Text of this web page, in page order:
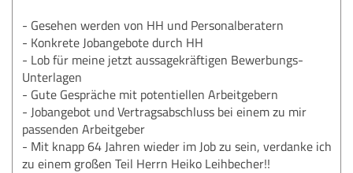
- Gesehen werden von HH und Personalberatern
- Konkrete Jobangebote durch HH
- Lob für meine jetzt aussagekräftigen Bewerbungs-
Unterlagen
- Gute Gespräche mit potentiellen Arbeitgebern
- Jobangebot und Vertragsabschluss bei einem zu mir
passenden Arbeitgeber
- Mit knapp 64 Jahren wieder im Job zu sein, verdanke ich
zu einem großen Teil Herrn Heiko Leihbecher!!